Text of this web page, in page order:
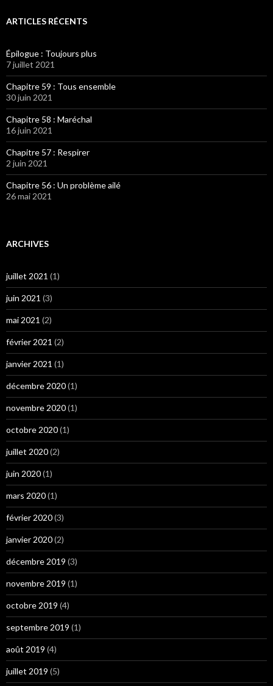
ARTICLES RÉCENTS
Épilogue : Toujours plus
7 juillet 2021
Chapitre 59 : Tous ensemble
30 juin 2021
Chapitre 58 : Maréchal
16 juin 2021
Chapitre 57 : Respirer
2 juin 2021
Chapitre 56 : Un problème ailé
26 mai 2021
ARCHIVES
juillet 2021 (1)
juin 2021 (3)
mai 2021 (2)
février 2021 (2)
janvier 2021 (1)
décembre 2020(1)
novembre 2020(1)
octobre 2020(1)
juillet 2020(2)
juin 2020(1)
mars 2020(1)
février 2020(3)
janvier 2020(2)
décembre 2019 (3)
novembre 2019 (1)
octobre 2019 (4)
septembre 2019 (1)
août 2019 (4)
juillet 2019 (5)